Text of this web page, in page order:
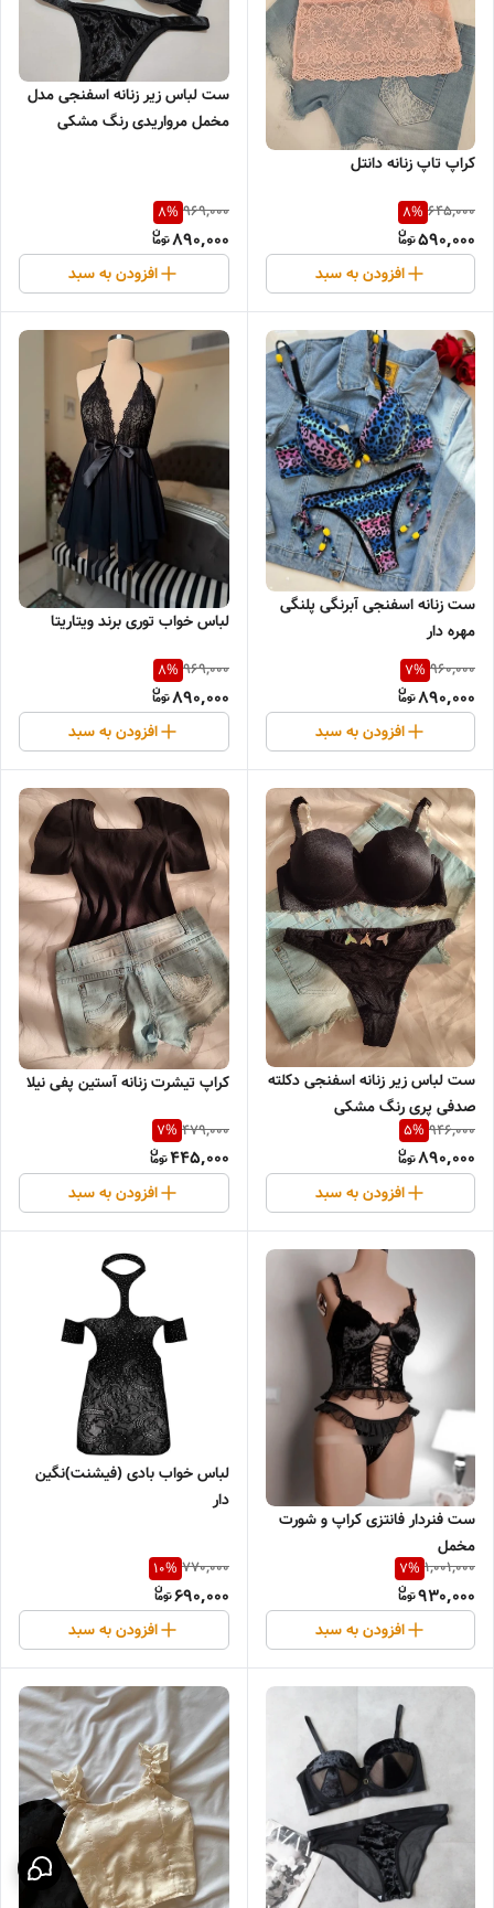
کراپ تاپ زنانه دانتل
645,000
8%
590,000
افزودن به سبد
ست لباس زیر زنانه اسفنجی مدل
مخمل مرواریدی رنگ مشکی
969,000
8%
890,000
افزودن به سبد
ست زنانه اسفنجی آبرنگی پلنگی
مهره دار
960,000
7%
890,000
افزودن به سبد
لباس خواب توری برند ویتاریتا
969,000
8%
890,000
افزودن به سبد
ست لباس زیر زنانه اسفنجی دکلته
صدفی پری رنگ مشکی
946,000
5%
890,000
افزودن به سبد
کراپ تیشرت زنانه آستین پفی نیلا
479,000
7%
445,000
افزودن به سبد
ست فنردار فانتزی کراپ و شورت
مخمل
1,001,000
7%
930,000
افزودن به سبد
لباس خواب بادی (فیشنت)نگین
دار
770,000
10%
690,000
افزودن به سبد